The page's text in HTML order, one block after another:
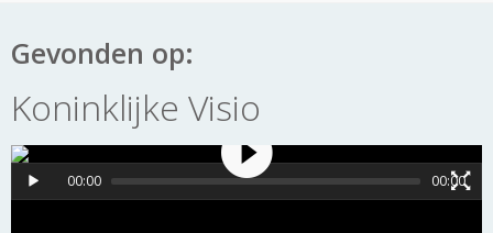
Gevonden op:
Koninklijke Visio
00:00 00:00